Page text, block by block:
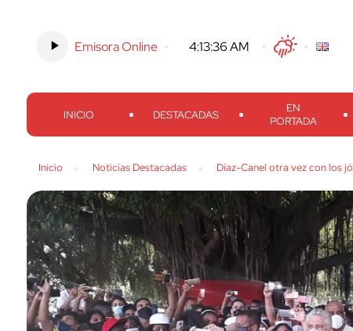
Emisora Online -4:13:37 AM TwitterFacebook
Threads
INICIO DESTACADAS
EN
PORTADA
Inicio Noticias Destacadas Díaz-Canel otra vez con los